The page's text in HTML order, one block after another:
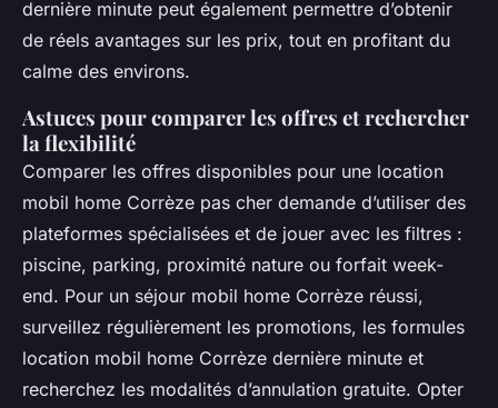
dernière minute peut également permettre d’obtenir
de réels avantages sur les prix, tout en profitant du
calme des environs.
Astuces pour comparer les offres et rechercher
la flexibilité
Comparer les offres disponibles pour une location
mobil home Corrèze pas cher demande d’utiliser des
plateformes spécialisées et de jouer avec les filtres :
piscine, parking, proximité nature ou forfait week-
end. Pour un séjour mobil home Corrèze réussi,
surveillez régulièrement les promotions, les formules
location mobil home Corrèze dernière minute et
recherchez les modalités d’annulation gratuite. Opter